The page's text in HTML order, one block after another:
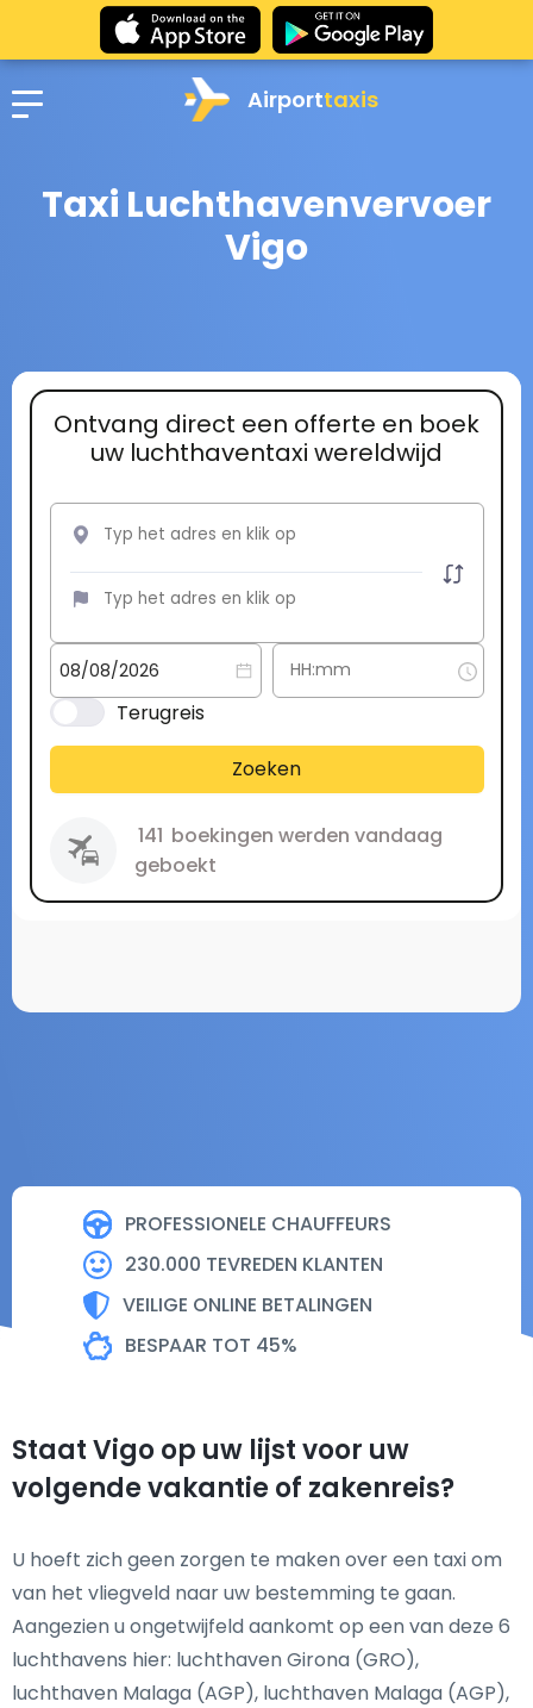
Airporttaxis
Taxi Luchthavenvervoer
Vigo
PROFESSIONELE CHAUFFEURS
230.000 TEVREDEN KLANTEN
VEILIGE ONLINE BETALINGEN
BESPAAR TOT 45%
Ontvang direct een offerte en boek
uw luchthaventaxi wereldwijd
Terugreis
Zoeken
141 boekingen werden vandaag
geboekt
Staat Vigo op uw lijst voor uw
volgende vakantie of zakenreis?
U hoeft zich geen zorgen te maken over een taxi om
van het vliegveld naar uw bestemming te gaan.
Aangezien u ongetwijfeld aankomt op een van deze 6
luchthavens hier: luchthaven Girona (GRO),
luchthaven Malaga (AGP), luchthaven Malaga (AGP),